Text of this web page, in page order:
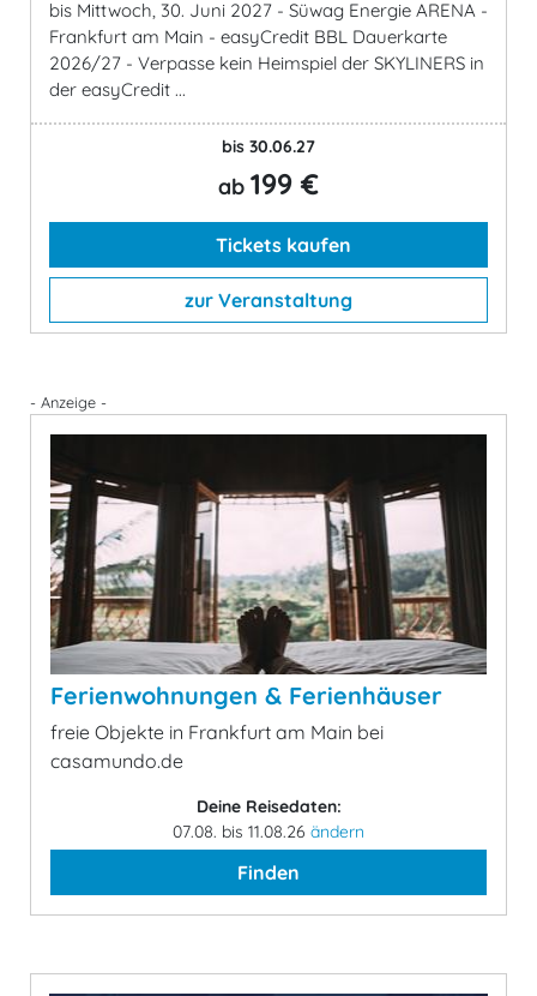
bis Mittwoch, 30. Juni 2027 - Süwag Energie ARENA -
Frankfurt am Main - easyCredit BBL Dauerkarte
2026/27 - Verpasse kein Heimspiel der SKYLINERS in
der easyCredit ...
bis 30.06.27
ab 199 €
Tickets kaufen
zur Veranstaltung
- Anzeige -
Ferienwohnungen & Ferienhäuser
freie Objekte in Frankfurt am Main bei
casamundo.de
Deine Reisedaten:
07.08. bis 11.08.26 ändern
Finden